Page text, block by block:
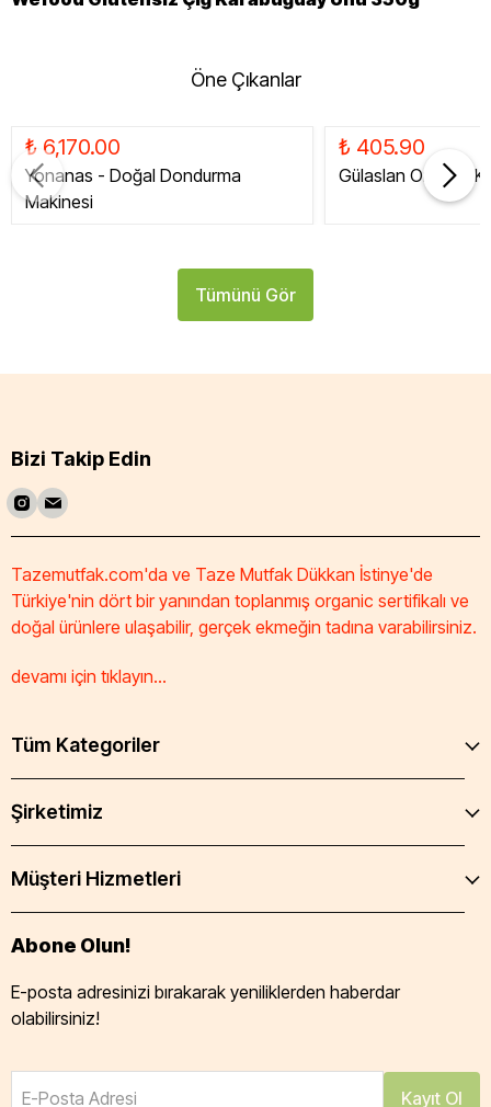
Öne Çıkanlar
₺ 6,170.00
Yonanas - Doğal Dondurma
Makinesi
₺ 405.90
Gülaslan Organik
Tümünü Gör
Bizi Takip Edin
Tazemutfak.com'da ve Taze Mutfak Dükkan İstinye'de
Türkiye'nin dört bir yanından toplanmış organic sertifikalı ve
doğal ürünlere ulaşabilir, gerçek ekmeğin tadına varabilirsiniz.
devamı için tıklayın...
Tüm Kategoriler
Şirketimiz
Müşteri Hizmetleri
Abone Olun!
E-posta adresinizi bırakarak yeniliklerden haberdar
olabilirsiniz!
E-Posta Adresi Kayıt Ol